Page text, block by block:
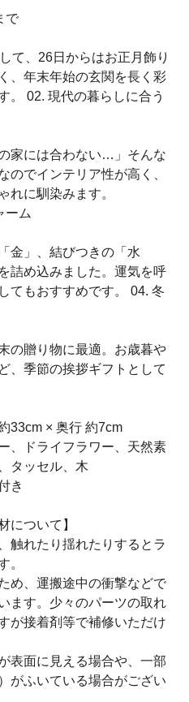
で
て、26日からはお正月飾り
、年末年始の玄関を長く彩
。 02. 現代の暮らしに合う
家には合わない…」そんな
のでインテリア性が高く、
れに馴染みます。
ーム
金」、結びつきの「水
詰め込みました。運気を呼
てもおすすめです。 04. 冬
の贈り物に最適。お歳暮や
、季節の挨拶ギフトとして
33cm × 奥行 約7cm
、ドライフラワー、天然素
タッセル、木
き
について】
触れたり揺れたりするとラ
。
め、運搬途中の衝撃などで
ます。少々のパーツの取れ
が接着剤等で補修いただけ
表面に見える場合や、一部
がふいている場合がござい